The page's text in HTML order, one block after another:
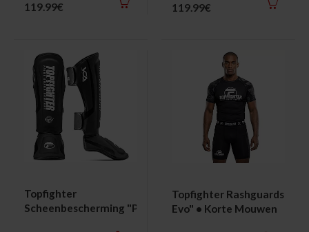
119.99€
119.99€
Topfighter
Scheenbescherming "Pro
Topfighter Rashguards "MX
Evo" • Korte Mouwen